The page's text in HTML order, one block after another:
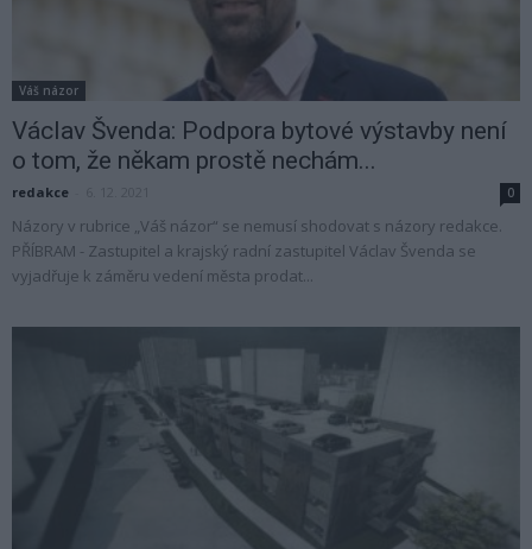
Váš názor
Václav Švenda: Podpora bytové výstavby není
o tom, že někam prostě nechám...
redakce 0
Názory v rubrice „Váš názor“ se nemusí shodovat s názory redakce.
PŘÍBRAM - Zastupitel a krajský radní zastupitel Václav Švenda se
vyjadřuje k záměru vedení města prodat...